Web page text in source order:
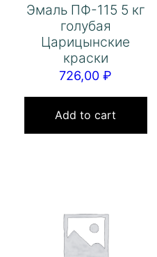
Эмаль ПФ-115 5 кг
голубая
Царицынские
краски
726,00₽
Add to cart